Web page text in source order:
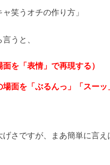
ャ笑うオチの作り方」
うと、
を「表情」で再現する）
面を「ぶるんっ」「スーッ
げさですが、まあ簡単に言え